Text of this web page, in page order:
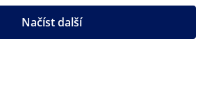
Načíst další